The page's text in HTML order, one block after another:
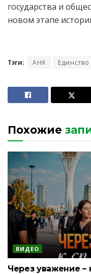
государства и
новом этапе
Тэги: АНК Единство
Похожие
ВИДЕО
Через уважение –